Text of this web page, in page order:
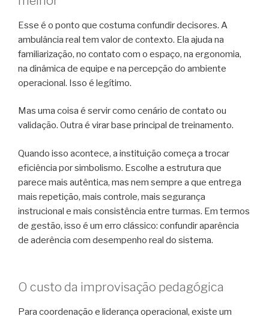
Esse é o ponto que costuma confundir decisores. A
ambulância real tem valor de contexto. Ela ajuda na
familiarização, no contato com o espaço, na ergonomia,
na dinâmica de equipe e na percepção do ambiente
operacional. Isso é legítimo.
Mas uma coisa é servir como cenário de contato ou
validação. Outra é virar base principal de treinamento.
Quando isso acontece, a instituição começa a trocar
eficiência por simbolismo. Escolhe a estrutura que
parece mais autêntica, mas nem sempre a que entrega
mais repetição, mais controle, mais segurança
instrucional e mais consistência entre turmas. Em termos
de gestão, isso é um erro clássico: confundir aparência
de aderência com desempenho real do sistema.
O custo da improvisação pedagógica
Para coordenação e liderança operacional, existe um